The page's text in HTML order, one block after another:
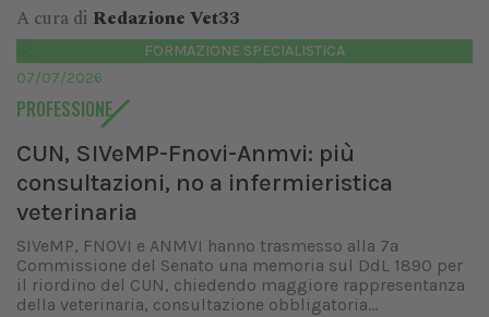
A cura di Redazione Vet33
FORMAZIONE SPECIALISTICA
07/07/2026
PROFESSIONE
CUN, SIVeMP-Fnovi-Anmvi: più
consultazioni, no a infermieristica
veterinaria
SIVeMP, FNOVI e ANMVI hanno trasmesso alla 7ª
Commissione del Senato una memoria sul DdL 1890 per
il riordino del CUN, chiedendo maggiore rappresentanza
della veterinaria, consultazione obbligatoria...